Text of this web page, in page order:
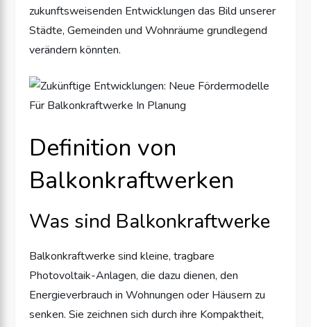
zukunftsweisenden Entwicklungen das Bild unserer
Städte, Gemeinden und Wohnräume grundlegend
verändern könnten.
Definition von
Balkonkraftwerken
Was sind Balkonkraftwerke
Balkonkraftwerke sind kleine, tragbare
Photovoltaik-Anlagen, die dazu dienen, den
Energieverbrauch in Wohnungen oder Häusern zu
senken. Sie zeichnen sich durch ihre Kompaktheit,